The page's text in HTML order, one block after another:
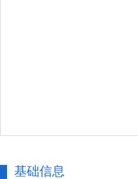
基础信息